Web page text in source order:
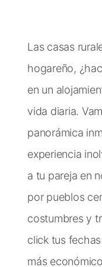
Las casas
hogareño,
en un
vida diaria.
panorámica
experiencia
a tu pareja en
por pueblos
costumbres y
click tus
más